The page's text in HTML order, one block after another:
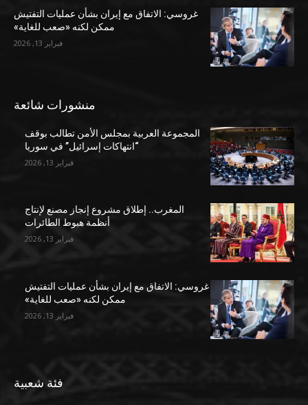
غروسي: الاتفاق مع إيران بشأن عمليات التفتيش
ممكن لكنه «صعب للغاية»
فبراير 13, 2026
منشورات شائعة
المجموعة العربية بمجلس الأمن تطالب بوقف
“انتهاكات إسرائيل” في سوريا
فبراير 13, 2026
المغرب.. إطلاق مشروع إنجاز مصنع لإنتاج
أنظمة هبوط الطائرات
فبراير 13, 2026
غروسي: الاتفاق مع إيران بشأن عمليات التفتيش
ممكن لكنه «صعب للغاية»
فبراير 13, 2026
فئة شعبية